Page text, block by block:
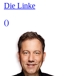
Die Linke
()